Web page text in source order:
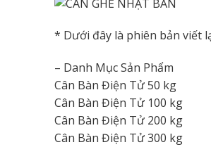
* Dưới đây là phiên bản viết
– Danh Mục Sản Phẩm
Cân Bàn Điện Tử 50 kg
Cân Bàn Điện Tử 100 kg
Cân Bàn Điện Tử 200 kg
Cân Bàn Điện Tử 300 kg